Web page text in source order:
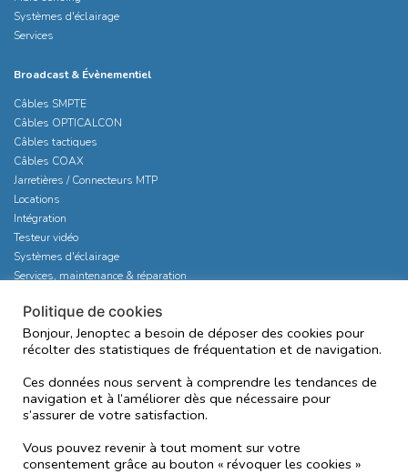
Systèmes d'éclairage
Services
Broadcast & Évènementiel
Câbles SMPTE
Câbles OPTICALCON
Câbles tactiques
Câbles COAX
Jarretières / Connecteurs MTP
Locations
Intégration
Testeur vidéo
Systèmes d'éclairage
Services, maintenance & réparation
CONTACT
MENTIONS LÉGALES
POLITIQUE DE CONFIDENTIALITÉ
Politique de cookies
Bonjour, Jenoptec a besoin de déposer des cookies pour
récolter des statistiques de fréquentation et de navigation.
Ces données nous servent à comprendre les tendances de
navigation et à l’améliorer dès que nécessaire pour
s’assurer de votre satisfaction.
Vous pouvez revenir à tout moment sur votre
consentement grâce au bouton « révoquer les cookies »